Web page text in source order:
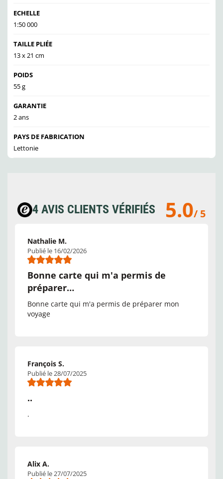
ECHELLE
1:50 000
TAILLE PLIÉE
13 x 21 cm
POIDS
55 g
GARANTIE
2 ans
PAYS DE FABRICATION
Lettonie
4 AVIS CLIENTS VÉRIFIÉS 5.0/ 5
Nathalie M.
Publié le 16/02/2026
Bonne carte qui m'a permis de
préparer…
Bonne carte qui m'a permis de préparer mon
voyage
François S.
Publié le 28/07/2025
..
.
Alix A.
Publié le 27/07/2025